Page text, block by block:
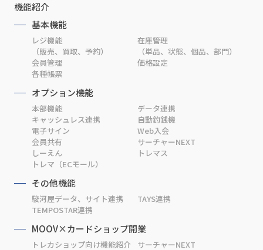
機能紹介
基本機能
レジ機能
（販売、買取、予約）
在庫管理
（単品、状態、個品、部門）
会員管理
価格設定
各種帳票
オプション機能
本部機能
データ連携
キャッシュレス連携
自動釣銭機
電子サイン
Web入会
会員共有
サーチャーNEXT
しーえん
トレマス
トレマ（ECモール）
その他機能
駿河屋データ、サイト連携
TAYS連携
TEMPOSTAR連携
MOOV×カードショップ開業
トレカショップ向け機能紹介
サーチャーNEXT